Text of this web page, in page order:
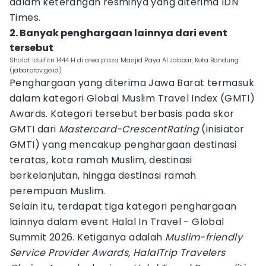
Times.
2. Banyak penghargaan lainnya dari event
tersebut
Shalat Idulfitri 1444 H di area plaza Masjid Raya Al Jabbar, Kota Bandung
(jabarprov.go.id)
Penghargaan yang diterima Jawa Barat termasuk
dalam kategori Global Muslim Travel Index (GMTI)
Awards. Kategori tersebut berbasis pada skor
GMTI dari Mastercard-CrescentRating(inisiator
GMTI) yang mencakup penghargaan destinasi
teratas, kota ramah Muslim, destinasi
berkelanjutan, hingga destinasi ramah
perempuan Muslim.
Selain itu, terdapat tiga kategori penghargaan
lainnya dalam event Halal In Travel - Global
Summit 2026. Ketiganya adalah Muslim-friendly
Service Provider Awards, HalalTrip Travelers